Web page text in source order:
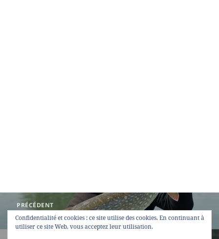
Navigation
de
l’article
PRÉCÉDENT
Article
précédent :
Ouverture du brochet 2019
Confidentialité et cookies : ce site utilise des cookies. En continuant à
utiliser ce site Web, vous acceptez leur utilisation.